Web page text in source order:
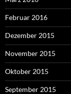
Februar 2016
Dezember 2015
November 2015
Oktober 2015
September 2015